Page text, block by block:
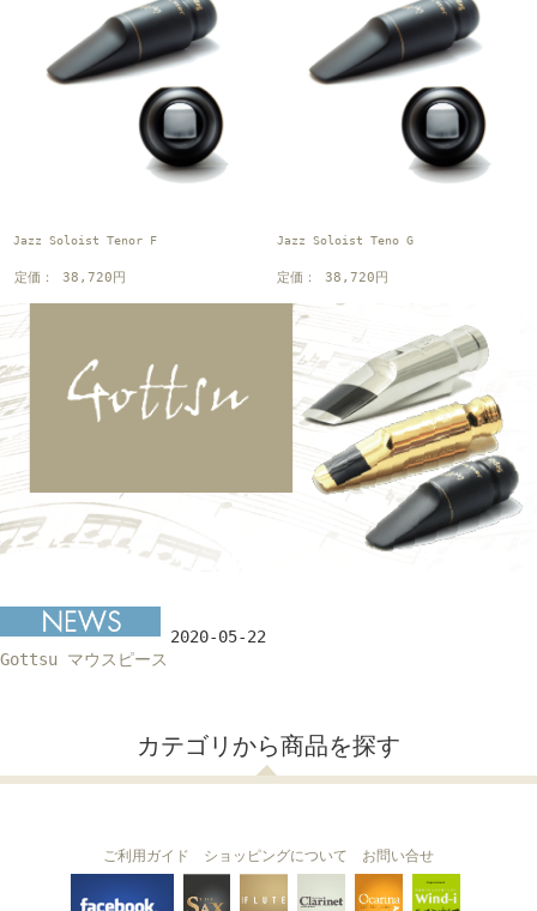
Jazz Soloist Tenor F
定価： 38,720円
Jazz Soloist Teno G
定価： 38,720円
2020-05-22
Gottsu マウスピース
カテゴリから商品を探す
ご利用ガイド ショッピングについて お問い合せ